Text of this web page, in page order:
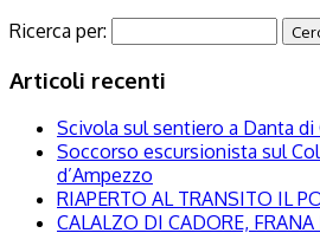
Ricerca per:
Articoli recenti
Scivola sul sentiero a Danta di
Soccorso escursionista sul
d’Ampezzo
RIAPERTO AL TRANSITO IL
CALALZO DI CADORE, FRANA